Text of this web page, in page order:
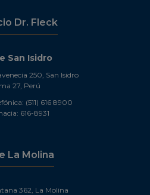
Dr. Fleck
San Isidro
250, San Isidro
27, Perú
(511) 616 8900
616-8931
La Molina
362, La Molina